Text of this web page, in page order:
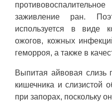
заживление ран.
используется в виде
ожогов, кожных
геморроя, а также в
Выпитая айвовая слизь
кишечника и слизистой
при запорах, поскольку